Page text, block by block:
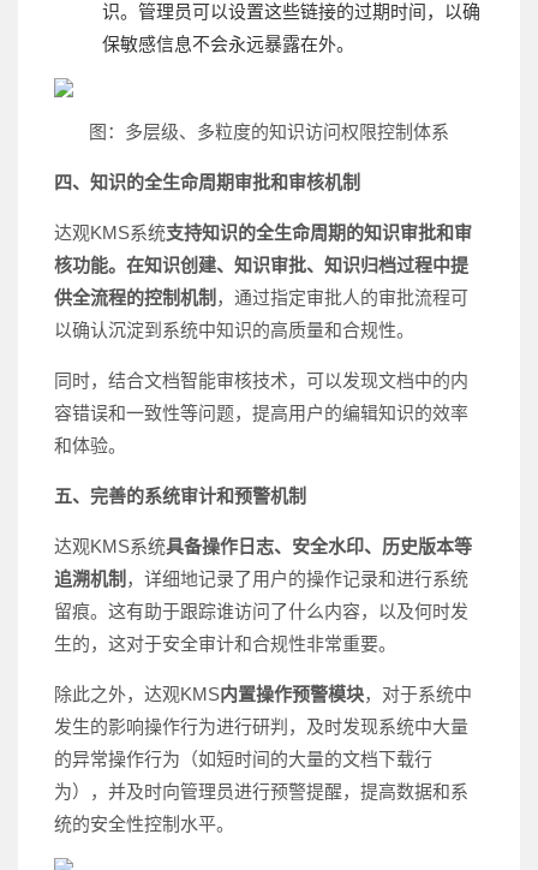
识。管理员可以设置这些链接的过期时间，以确
保敏感信息不会永远暴露在外。
图：多层级、多粒度的知识访问权限控制体系
四、 知识的全生命周期审批和审核机制
达观KMS系统支持知识的全生命周期的知识审批和审
核功能。在知识创建、知识审批、知识归档过程中提
供全流程的控制机制 ，通过指定审批人的审批流程可
以确认沉淀到系统中知识的高质量和合规性。
同时，结合文档智能审核技术，可以发现文档中的内
容错误和一致性等问题，提高用户的编辑知识的效率
和体验。
五、 完善的系统审计和预警机制
达观KMS系统具备操作日志、安全水印、历史版本等
追溯机制 ，详细地记录了用户的操作记录和进行系统
留痕。这有助于跟踪谁访问了什么内容，以及何时发
生的，这对于安全审计和合规性非常重要。
除此之外，达观KMS内置操作预警模块，对于系统中
发生的影响操作行为进行研判，及时发现系统中大量
的异常操作行为（如短时间的大量的文档下载行
为），并及时向管理员进行预警提醒，提高数据和系
统的安全性控制水平。